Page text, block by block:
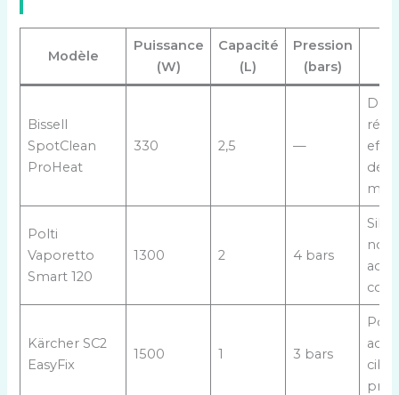
Modèle
Puissance
(W)
Capacité
(L)
Pression
(bars)
Bissell
SpotClean
ProHeat
330 2,5 —
Polti
Vaporetto
Smart 120
1300 2 4 bars
Kärcher SC2
EasyFix
1500 1 3 bars
prix